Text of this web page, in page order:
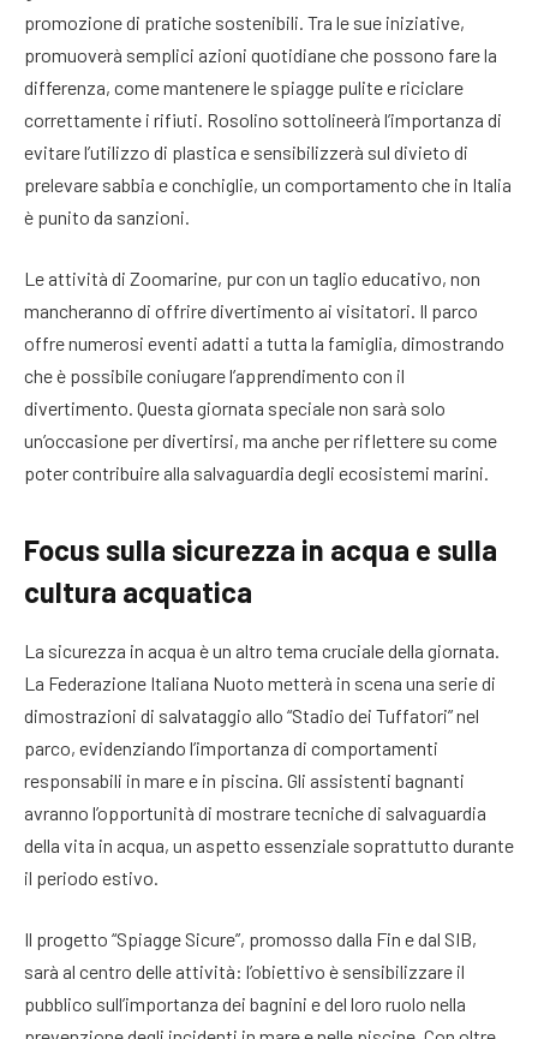
promozione di pratiche sostenibili. Tra le sue iniziative,
promuoverà semplici azioni quotidiane che possono fare la
differenza, come mantenere le spiagge pulite e riciclare
correttamente i rifiuti. Rosolino sottolineerà l’importanza di
evitare l’utilizzo di plastica e sensibilizzerà sul divieto di
prelevare sabbia e conchiglie, un comportamento che in Italia
è punito da sanzioni.
Le attività di Zoomarine, pur con un taglio educativo, non
mancheranno di offrire divertimento ai visitatori. Il parco
offre numerosi eventi adatti a tutta la famiglia, dimostrando
che è possibile coniugare l’apprendimento con il
divertimento. Questa giornata speciale non sarà solo
un’occasione per divertirsi, ma anche per riflettere su come
poter contribuire alla salvaguardia degli ecosistemi marini.
Focus sulla sicurezza in acqua e sulla
cultura acquatica
La sicurezza in acqua è un altro tema cruciale della giornata.
La Federazione Italiana Nuoto metterà in scena una serie di
dimostrazioni di salvataggio allo “Stadio dei Tuffatori” nel
parco, evidenziando l’importanza di comportamenti
responsabili in mare e in piscina. Gli assistenti bagnanti
avranno l’opportunità di mostrare tecniche di salvaguardia
della vita in acqua, un aspetto essenziale soprattutto durante
il periodo estivo.
Il progetto “Spiagge Sicure”, promosso dalla Fin e dal SIB,
sarà al centro delle attività: l’obiettivo è sensibilizzare il
pubblico sull’importanza dei bagnini e del loro ruolo nella